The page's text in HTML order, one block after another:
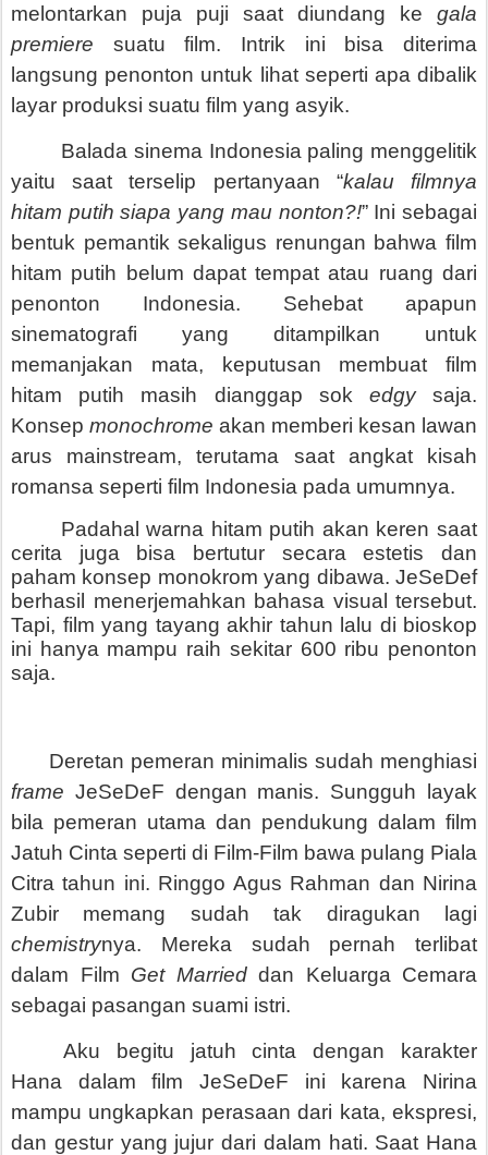
melontarkan puja puji saat diundang ke gala
premiere suatu film. Intrik ini bisa diterima
langsung penonton untuk lihat seperti apa dibalik
layar produksi suatu film yang asyik.
Balada sinema Indonesia paling menggelitik
yaitu saat terselip pertanyaan “kalau filmnya
hitam putih siapa yang mau nonton?!” Ini sebagai
bentuk pemantik sekaligus renungan bahwa film
hitam putih belum dapat tempat atau ruang dari
penonton Indonesia. Sehebat apapun
sinematografi yang ditampilkan untuk
memanjakan mata, keputusan membuat film
hitam putih masih dianggap sok edgysaja.
Konsep monochrome akan memberi kesan lawan
arus mainstream, terutama saat angkat kisah
romansa seperti film Indonesia pada umumnya.
Padahal warna hitam putih akan keren saat
cerita juga bisa bertutur secara estetis dan
paham konsep monokrom yang dibawa. JeSeDef
berhasil menerjemahkan bahasa visual tersebut.
Tapi, film yang tayang akhir tahun lalu di bioskop
ini hanya mampu raih sekitar 600 ribu penonton
saja.
Deretan pemeran minimalis sudah menghiasi
frame JeSeDeF dengan manis. Sungguh layak
bila pemeran utama dan pendukung dalam film
Jatuh Cinta seperti di Film-Film bawa pulang Piala
Citra tahun ini. Ringgo Agus Rahman dan Nirina
Zubir memang sudah tak diragukan lagi
chemistrynya. Mereka sudah pernah terlibat
dalam Film Get Marrieddan Keluarga Cemara
sebagai pasangan suami istri.
Aku begitu jatuh cinta dengan karakter
Hana dalam film JeSeDeF ini karena Nirina
mampu ungkapkan perasaan dari kata, ekspresi,
dan gestur yang jujur dari dalam hati. Saat Hana